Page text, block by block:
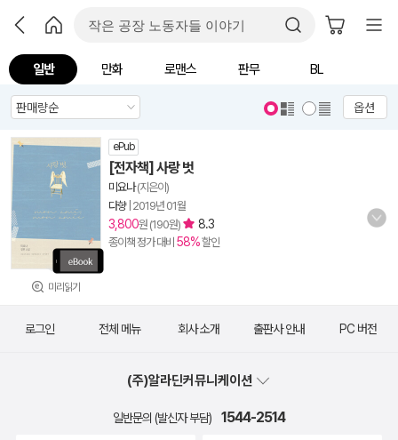
일반 만화 로맨스 판무 BL
옵션
미리읽기
ePub
[전자책] 사랑 벗
미요나(지은이)
다향| 2019년 01월
3,800원 (190원) 8.3
종이책 정가 대비 58%할인
로그인 전체 메뉴 회사 소개 출판사 안내 PC 버전
(주)알라딘커뮤니케이션
일반문의 (발신자 부담) 1544-2514